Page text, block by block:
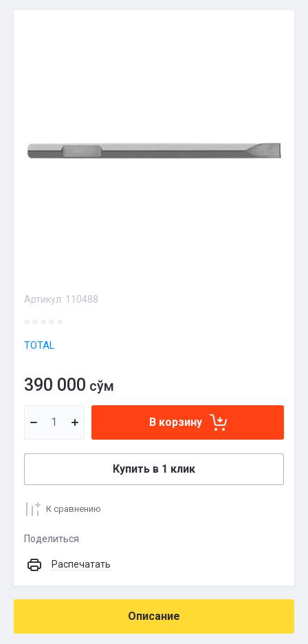
Артикул: 110488
TOTAL
390 000 сўм
В корзину
Купить в 1 клик
К сравнению
Поделиться
Распечатать
Описание